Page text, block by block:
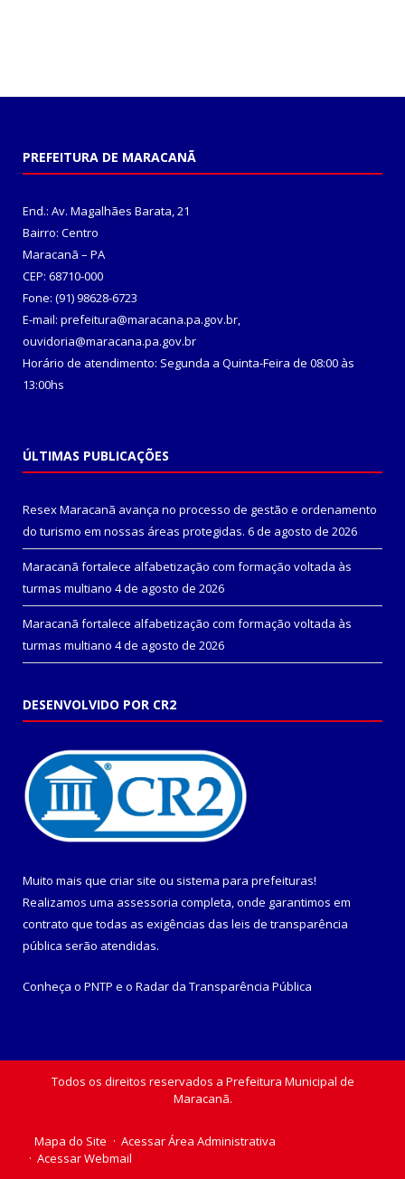
PREFEITURA DE MARACANÃ
End.: Av. Magalhães Barata, 21
Bairro: Centro
Maracanã – PA
CEP: 68710-000
Fone: (91) 98628-6723
E-mail: prefeitura@maracana.pa.gov.br,
ouvidoria@maracana.pa.gov.br
Horário de atendimento: Segunda a Quinta-Feira de 08:00 às
13:00hs
ÚLTIMAS PUBLICAÇÕES
Resex Maracanã avança no processo de gestão e ordenamento
do turismo em nossas áreas protegidas. 6 de agosto de 2026
Maracanã fortalece alfabetização com formação voltada às
turmas multiano 4 de agosto de 2026
Maracanã fortalece alfabetização com formação voltada às
turmas multiano 4 de agosto de 2026
DESENVOLVIDO POR CR2
Muito mais que criar site ou sistema para prefeituras!
Realizamos uma assessoria completa, onde garantimos em
contrato que todas as exigências das leis de transparência
pública serão atendidas.
Conheça o PNTP e o Radar da Transparência Pública
Todos os direitos reservados a Prefeitura Municipal de
Maracanã.
Mapa do Site
Acessar Área Administrativa
Acessar Webmail